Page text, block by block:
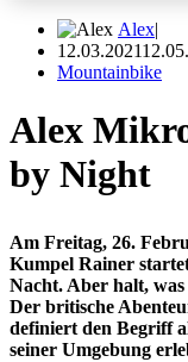
Alex
12.03.2021
Mountainbike
Alex
by Night
Am Freitag, 26.
Kumpel Rainer
Nacht. Aber halt,
Der britische
definiert den Begriff
seiner Umgebung